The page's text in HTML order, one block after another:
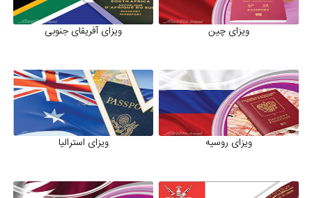
شما توضیح خواهیم داد.
ویزای کانادا با تمام اطلاعاش در صفحه ویزای کانادا معرفی شده، مدت
لازم برای ویزای کانادا، پیگیری ویزای کانادا، نمونه فرم ویزای کانادا و قیمت
و هزینه های ویزای کانادا به صورت کامل معرفی شده است.
بهترین راه برای گرفتن ویزا این است که پس از مطالعه صفحه ویزای هر
کشور در سایت علاءالدین تراول و آماده سازی مدارک مورد نیاز به صورت
آرتمیس فرمانیه مراجعه نمائید تا کارشناسان ویزای ما به صورت کامل شما
ویزای چین ویزای آفریقای جنوبی
ویزای روسیه ویزای استرالیا